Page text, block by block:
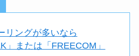
リングが多いなら
」または「FREECOM」